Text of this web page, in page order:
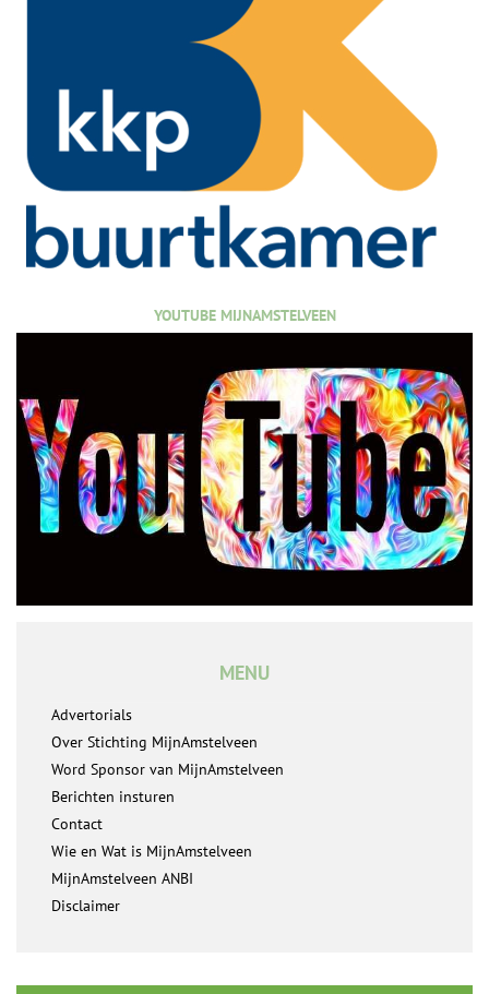
YOUTUBE MIJNAMSTELVEEN
MENU
Advertorials
Over Stichting MijnAmstelveen
Word Sponsor van MijnAmstelveen
Berichten insturen
Contact
Wie en Wat is MijnAmstelveen
MijnAmstelveen ANBI
Disclaimer